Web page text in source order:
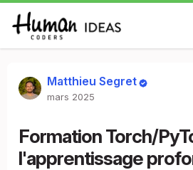
Matthieu Segret
mars 2025
Formation Torch/
l'apprentissage